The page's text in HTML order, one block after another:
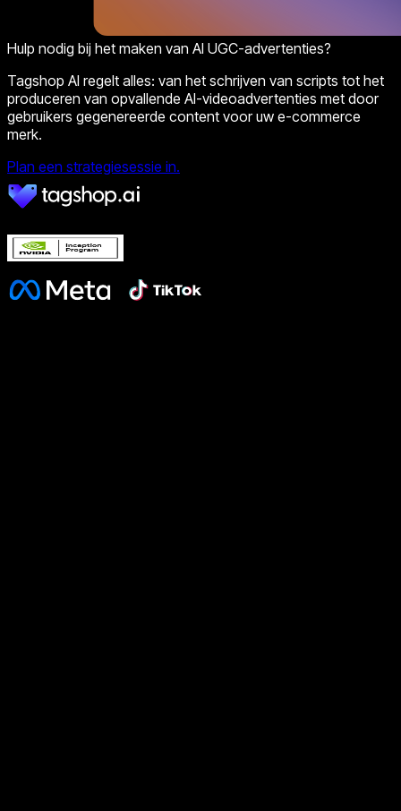
Hulp nodig bij het maken van AI UGC-advertenties?
Tagshop AI regelt alles: van het schrijven van scripts tot het
produceren van opvallende AI-videoadvertenties met door
gebruikers gegenereerde content voor uw e-commerce
merk.
Plan een strategiesessie in.